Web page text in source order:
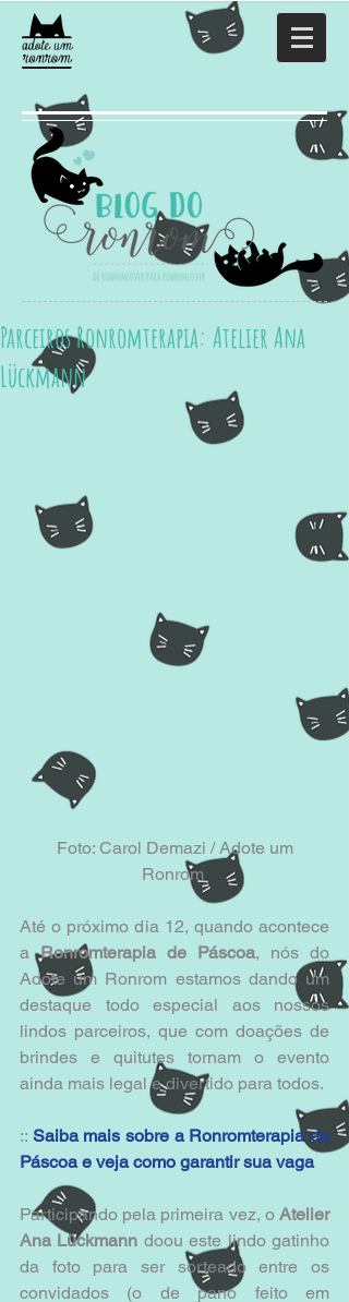
Parceiros Ronromterapia: Atelier Ana
Lückmann
Ronrom
Até o próximo dia 12, quando acontece
a Ronromterapia de Páscoa, nós do
Adote um Ronrom estamos dando um
destaque todo especial aos nossos
lindos parceiros, que com doações de
brindes e quitutes tornam o evento
ainda mais legal e divertido para todos.
:: Saiba mais sobre a Ronromterapia de
Páscoa e veja como garantir sua vaga
Participando pela primeira vez, o Atelier
Ana Lückmann doou este lindo gatinho
da foto para ser sorteado entre os
convidados (o de pano feito em